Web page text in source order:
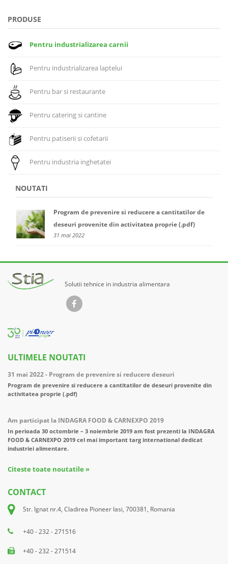
PRODUSE
Pentru industrializarea carnii
Pentru industrializarea laptelui
Pentru bar si restaurante
Pentru catering si cantine
Pentru patiserii si cofetarii
Pentru industria inghetatei
NOUTATI
Program de prevenire si reducere a cantitatilor de
deseuri provenite din activitatea proprie (.pdf)
31 mai 2022
Solutii tehnice in industria alimentara
ULTIMELE NOUTATI
31 mai 2022 - Program de prevenire si reducere deseuri
Program de prevenire si reducere a cantitatilor de deseuri provenite din
activitatea proprie (.pdf)
Am participat la INDAGRA FOOD & CARNEXPO 2019
In perioada 30 octombrie – 3 noiembrie 2019 am fost prezenti la INDAGRA
FOOD & CARNEXPO 2019 cel mai important targ international dedicat
industriei alimentare.
Citeste toate noutatile »
CONTACT
Str. Ignat nr.4, Cladirea Pioneer Iasi, 700381, Romania
+40 - 232 - 271516
+40 - 232 - 271514